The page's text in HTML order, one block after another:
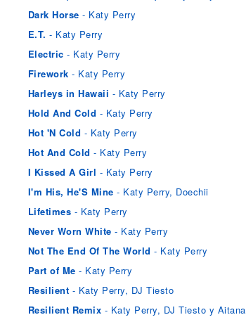
Dark Horse - Katy Perry
E.T. - Katy Perry
Electric - Katy Perry
Firework - Katy Perry
Harleys in Hawaii - Katy Perry
Hold And Cold - Katy Perry
Hot 'N Cold - Katy Perry
Hot And Cold - Katy Perry
I Kissed A Girl - Katy Perry
I'm His, He'S Mine- Katy Perry, Doechii
Lifetimes - Katy Perry
Never Worn White - Katy Perry
Not The End Of The World - Katy Perry
Part of Me - Katy Perry
Resilient - Katy Perry, DJ Tiesto
Resilient Remix - Katy Perry, DJ Tiesto y Aitana